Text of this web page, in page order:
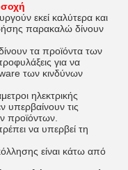
εκεί καλύτερα και
παρακαλώ δίνουν
τα προϊόντα των
για να
των κινδύνων
ηλεκτρικής
υπερβαίνουν τις
προϊόντων.
να υπερβεί τη
είναι κάτω από